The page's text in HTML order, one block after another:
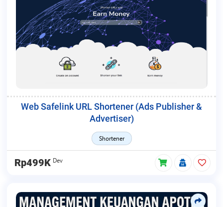
Web Safelink URL Shortener (Ads Publisher &
Advertiser)
Shortener
Rp499K Dev